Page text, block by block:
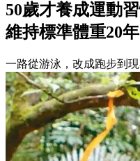
50歲才養成運動
維持標準體重20
一路從游泳，改成跑步到